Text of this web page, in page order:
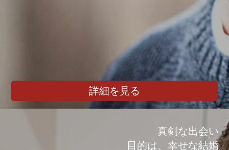
詳細を見る
真剣な出会い
目的は、幸せな結婚